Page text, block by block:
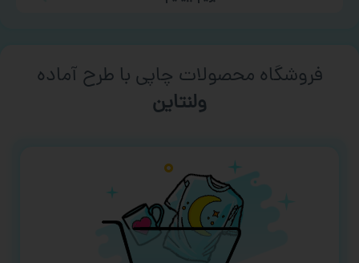
فروشگاه محصولات چاپی با طرح آماده
ورزشی